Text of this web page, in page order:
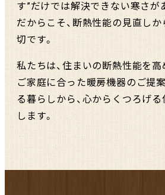
す”だけでは解決できない寒さが
だからこそ、断熱性能の見直し
切です。
私たちは、住まいの断熱性能を高
ご家庭に合った暖房機器のご提案
る暮らしから、心からくつろげ
します。